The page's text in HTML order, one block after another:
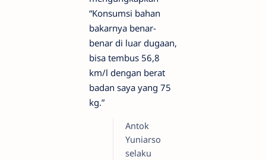
“Konsumsi bahan
bakarnya benar-
benar di luar dugaan,
bisa tembus 56,8
km/l dengan berat
badan saya yang 75
kg.”
Antok
Yuniarso
selaku